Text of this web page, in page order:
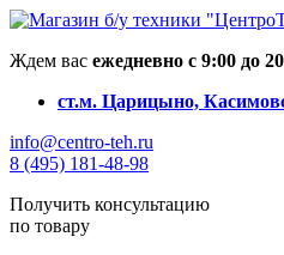
Ждем вас ежедневно с 9:00 до
ст.м. Царицыно,
info@centro-teh.ru
8 (495) 181-48-98
Получить консультацию
по товару